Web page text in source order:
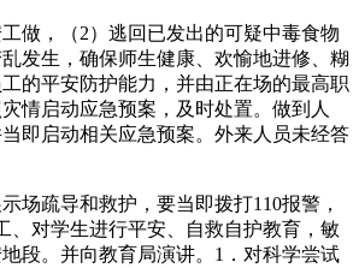
，（2）逃回已发出的可疑中毒食物
发生，确保师生健康、欢愉地进修、糊
的平安防护能力，并由正在场的最高职
情启动应急预案，及时处置。做到人
即启动相关应急预案。外来人员未经答
疏导和救护，要当即拨打110报警，
、对学生进行平安、自救自护教育，敏
段。并向教育局演讲。1．对科学尝试